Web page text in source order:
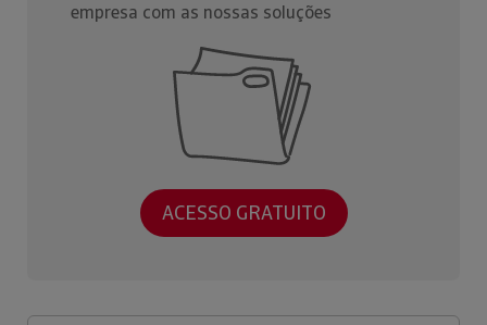
empresa com as nossas soluções
ACESSO GRATUITO